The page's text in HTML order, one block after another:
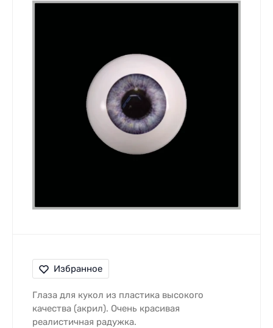
Избранное
Глаза для кукол из пластика высокого
качества (акрил). Очень красивая
реалистичная радужка.